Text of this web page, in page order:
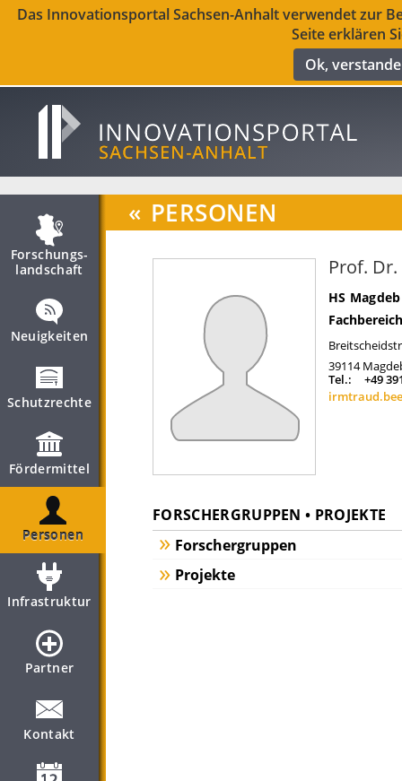
Das Innovationsportal Sachsen-Anhalt verwendet zur
Seite erklären
Ok,
Forschungs­
landschaft
Neuigkeiten
Schutzrechte
Fördermittel
Personen
Infrastruktur
Partner
Kontakt
« PERSONEN
Prof.
HS
39114
Tel.:
+49
FORSCHERGRUPPEN • PROJEKTE
Forschergruppen
Projekte